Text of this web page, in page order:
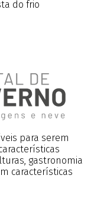
do frio
para serem
gastronomia
características